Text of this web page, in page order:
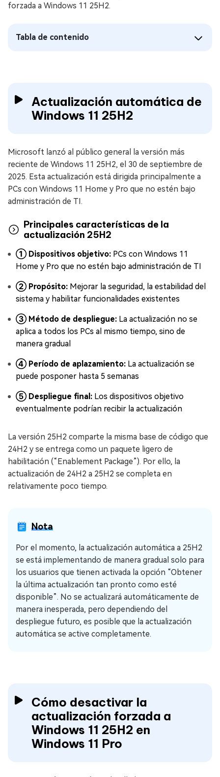
forzada a Windows 11 25H2.
Tabla de contenido
Actualización automática de
Windows 11 25H2
Microsoft lanzó al público general la versión más
reciente de Windows 11 25H2, el 30 de septiembre de
2025. Esta actualización está dirigida principalmente a
PCs con Windows 11 Home y Pro que no estén bajo
administración de TI.
Principales características de la
actualización 25H2
① Dispositivos objetivo: PCs con Windows 11
Home y Pro que no estén bajo administración de TI
② Propósito: Mejorar la seguridad, la estabilidad del
sistema y habilitar funcionalidades existentes
③ Método de despliegue: La actualización no se
aplica a todos los PCs al mismo tiempo, sino de
manera gradual
④ Período de aplazamiento: La actualización se
puede posponer hasta 5 semanas
⑤ Despliegue final: Los dispositivos objetivo
eventualmente podrían recibir la actualización
La versión 25H2 comparte la misma base de código que
24H2 y se entrega como un paquete ligero de
habilitación (“Enablement Package”). Por ello, la
actualización de 24H2 a 25H2 se completa en
relativamente poco tiempo.
Nota
Por el momento, la actualización automática a 25H2
se está implementando de manera gradual solo para
los usuarios que tienen activada la opción “Obtener
la última actualización tan pronto como esté
disponible”. No se actualizará automáticamente de
manera inesperada, pero dependiendo del
despliegue futuro, es posible que la actualización
automática se active completamente.
Cómo desactivar la
actualización forzada a
Windows 11 25H2 en
Windows 11 Pro